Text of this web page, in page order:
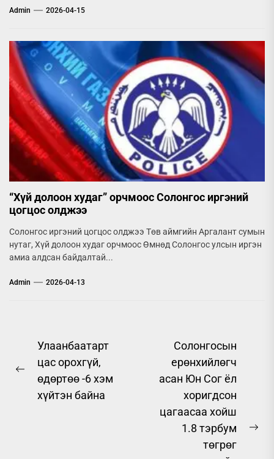
Admin 2026-04-15
“Хүй долоон худаг” орчмоос Солонгос иргэний
цогцос олджээ
Солонгос иргэний цогцос олджээ Төв аймгийн Аргалант сумын
нутаг, Хүй долоон худаг орчмоос Өмнөд Солонгос улсын иргэн
амиа алдсан байдалтай...
Admin 2026-04-13
Post
navigation
Previous
post:
Улаанбаатарт
цас орохгүй,
өдөртөө -6 хэм
хүйтэн байна
Солонгосын
ерөнхийлөгч
асан Юн Сог ёл
хоригдсон
цагаасаа хойш
1.8 тэрбум
төгрөг